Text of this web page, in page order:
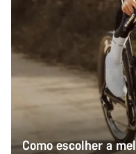
Como escolher a